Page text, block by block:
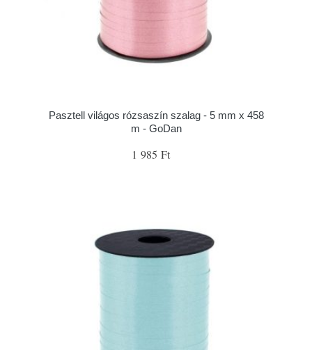
Pasztell világos rózsaszín szalag - 5 mm x 458
m - GoDan
1 985 Ft